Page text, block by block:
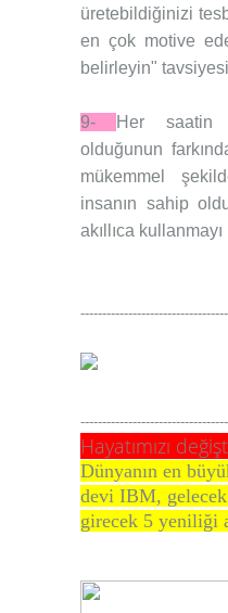
üretebildiğinizi
en çok motive
belirleyin"
9-
Her saatin
olduğunun
mükemmel
insanın sahip
akıllıca
Hayatımızı
Dünyanın en
devi IBM, gelecek
girecek 5 yeniliği